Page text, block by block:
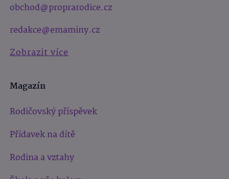
obchod@proprarodice.cz
redakce@emaminy.cz
Zobrazit více
Magazín
Rodičovský příspěvek
Přídavek na dítě
Rodina a vztahy